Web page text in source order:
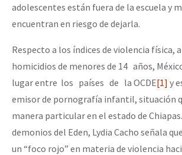
adolescentes están fuera de la escuela y
encuentran en riesgo de dejarla.
Respecto a los índices de violencia física,
homicidios de menores de 14 años,
lugar entre los países de la OCDE[1] y
emisor de pornografía infantil, situación
manera particular en el estado de
demonios del Eden, Lydia Cacho señala
un “foco rojo” en materia de violencia